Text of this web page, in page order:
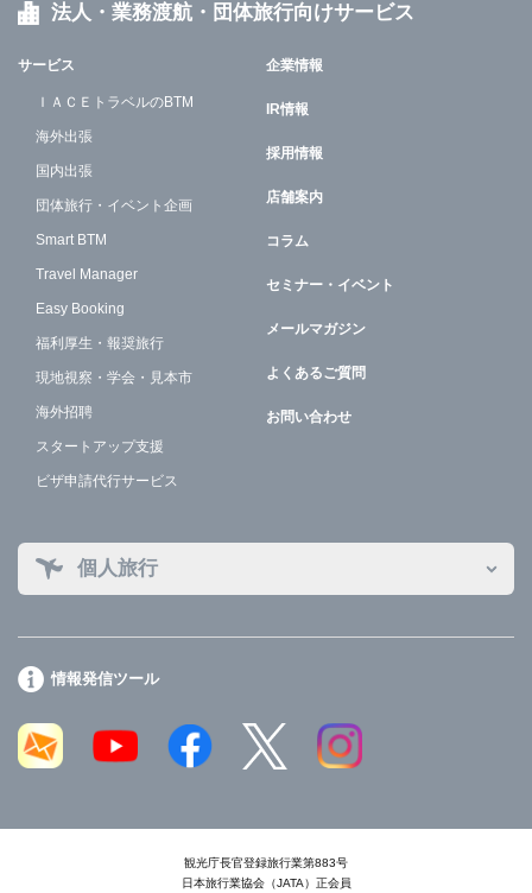
法人・業務渡航・団体旅行向けサービス
サービス
ＩＡＣＥトラベルのBTM
海外出張
国内出張
団体旅行・イベント企画
Smart BTM
Travel Manager
Easy Booking
福利厚生・報奨旅行
現地視察・学会・見本市
海外招聘
スタートアップ支援
ビザ申請代行サービス
企業情報
IR情報
採用情報
店舗案内
コラム
セミナー・イベント
メールマガジン
よくあるご質問
お問い合わせ
個人旅行
情報発信ツール
観光庁長官登録旅行業第883号
日本旅行業協会（JATA）正会員